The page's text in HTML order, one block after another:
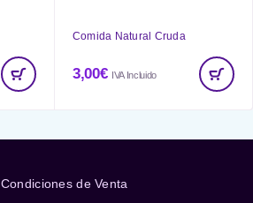
Comida Natural Cruda
3,00€ IVA Incluido
Condiciones de Venta